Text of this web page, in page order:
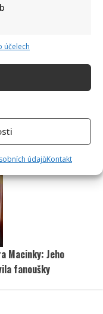
účelech
údajůKontakt
od člena SPD:
hlášky: Úkolem
Macinky: Jeho
fanoušky